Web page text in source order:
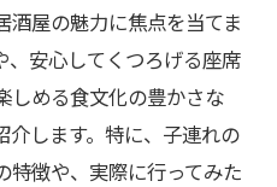
屋の魅力に焦点を当てま
、安心してくつろげる座席
しめる食文化の豊かさな
介します。特に、子連れの
特徴や、実際に行ってみた